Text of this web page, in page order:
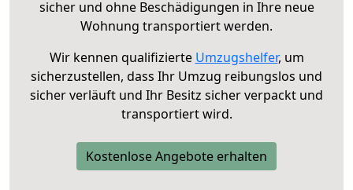
sicher und ohne Beschädigungen in Ihre neue
Wohnung transportiert werden.
Wir kennen qualifizierte Umzugshelfer, um
sicherzustellen, dass Ihr Umzug reibungslos und
sicher verläuft und Ihr Besitz sicher verpackt und
transportiert wird.
Kostenlose Angebote erhalten